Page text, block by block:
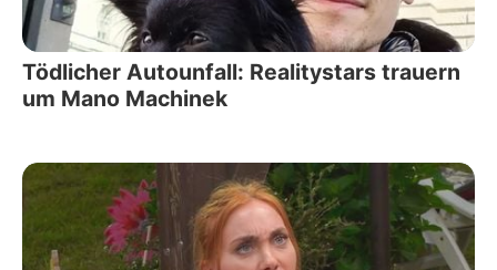
Tödlicher Autounfall: Realitystars trauern
um Mano Machinek